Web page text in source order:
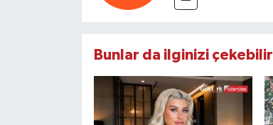
Bunlar da ilginizi çekebilir